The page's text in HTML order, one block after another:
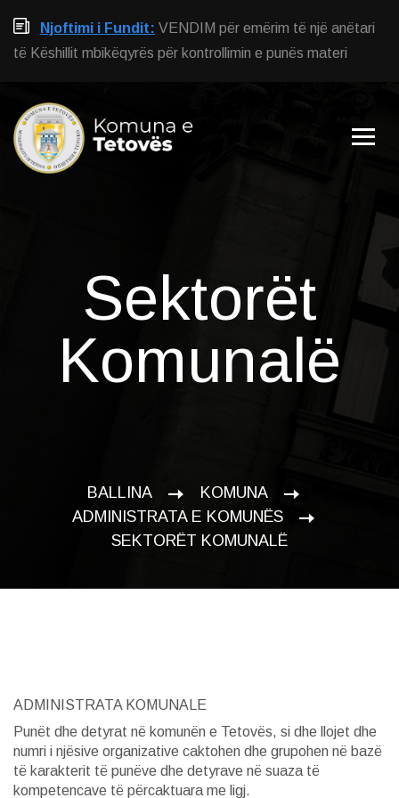
Njoftimi i Fundit: VENDIM për emërim të një anëtari
të Këshillit mbikëqyrës për kontrollimin e punës materi
Sektorët
Komunalë
BALLINA
KOMUNA
ADMINISTRATA E KOMUNËS
SEKTORËT KOMUNALË
ADMINISTRATA KOMUNALE
Punët dhe detyrat në komunën e Tetovës, si dhe llojet dhe
numri i njësive organizative caktohen dhe grupohen në bazë
të karakterit të punëve dhe detyrave në suaza të
kompetencave të përcaktuara me ligj.